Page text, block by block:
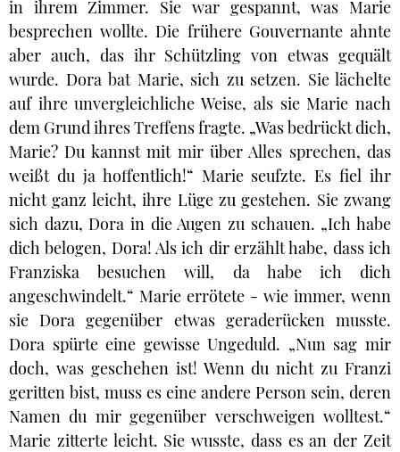
in ihrem Zimmer. Sie war gespannt, was Marie
besprechen wollte. Die frühere Gouvernante ahnte
aber auch, das ihr Schützling von etwas gequält
wurde. Dora bat Marie, sich zu setzen. Sie lächelte
auf ihre unvergleichliche Weise, als sie Marie nach
dem Grund ihres Treffens fragte. „Was bedrückt dich,
Marie? Du kannst mit mir über Alles sprechen, das
weißt du ja hoffentlich!“ Marie seufzte. Es fiel ihr
nicht ganz leicht, ihre Lüge zu gestehen. Sie zwang
sich dazu, Dora in die Augen zu schauen. „Ich habe
dich belogen, Dora! Als ich dir erzählt habe, dass ich
Franziska besuchen will, da habe ich dich
angeschwindelt.“ Marie errötete - wie immer, wenn
sie Dora gegenüber etwas geraderücken musste.
Dora spürte eine gewisse Ungeduld. „Nun sag mir
doch, was geschehen ist! Wenn du nicht zu Franzi
geritten bist, muss es eine andere Person sein, deren
Namen du mir gegenüber verschweigen wolltest.“
Marie zitterte leicht. Sie wusste, dass es an der Zeit